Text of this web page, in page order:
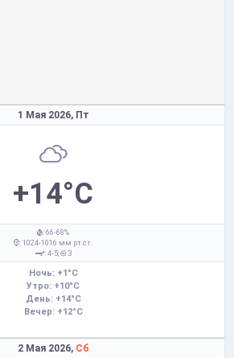
1 Мая 2026, Пт
+14°C
: 66-68%
: 1024-1016 мм рт.ст.
: 4-5,
З
Ночь: +1°C
Утро: +10°C
День: +14°C
Вечер: +12°C
2 Мая 2026, Сб